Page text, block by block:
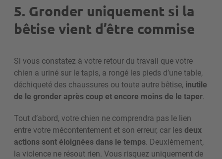
5. Gronder uniquement si la
bêtise vient d’être commise
Si vous constatez à votre retour du travail que votre
chien a uriné sur le tapis, a rongé les pieds d’une table,
déchiqueté des chaussures ou toute autre bêtise, inutile
de le gronder après coup et encore moins de le taper.
Tout d’abord, votre chien ne comprendra pas le lien
entre votre mécontentement et son erreur, car lesdeux
actions sont éloignées dans le temps. Deuxièmement,
la violence ne résout rien. Vous risquez uniquement de